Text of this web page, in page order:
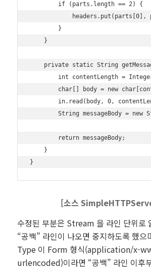
        if (parts.length == 2) {
headers.put(parts[0],
        }
    }
private static String
int contentLength =
char[] body = new
in.read(body, 0,
String messageBody = new
        return messageBody;
    }
[소스
수정된 부분은 Stream 을 라인 단위로
“공백” 라인이 나오면 중지하도록 했
Type 이 Form 형식(application/x-
urlencoded)이라면 “공백” 라인 이